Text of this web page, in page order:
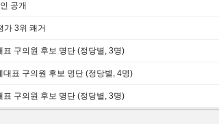
공개
가 3위 쾌거
구의원 후보 명단 (정당별, 3명)
표 구의원 후보 명단 (정당별, 4명)
구의원 후보 명단 (정당별, 3명)